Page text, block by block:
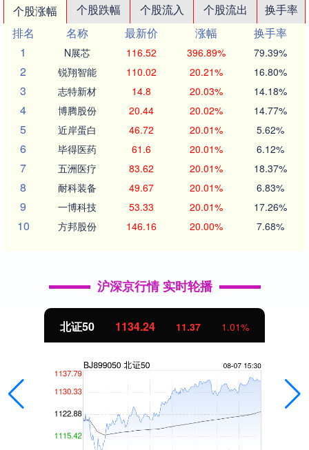
个股涨幅 个股跌幅 个股流入 个股流出
换手率
排名
名称 最新价 涨幅
换手率
1
N展芯 116.52 396.89% 79.39%
2 锐翔智能 110.02 20.21% 16.80%
3 志特新材 14.8 20.03% 14.18%
4 博腾股份 20.44 20.02% 14.77%
5 近岸蛋白 46.72 20.01% 5.62%
6 毕得医药 61.6 20.01% 6.12%
7 五洲医疗 83.62 20.01% 18.37%
8 耐科装备 49.67 20.01% 6.83%
9 一博科技 53.33 20.01% 17.26%
10 方邦股份 146.16 20.00% 7.68%
沪深京行情 实时轮播
北证50 1134.24 11.37 1.01%